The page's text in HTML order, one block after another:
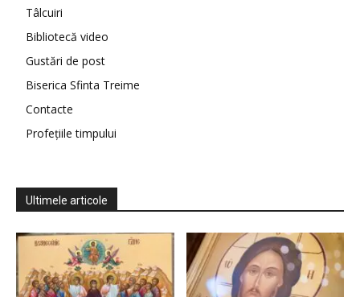
Tâlcuiri
Bibliotecă video
Gustări de post
Biserica Sfinta Treime
Contacte
Profețiile timpului
Ultimele articole